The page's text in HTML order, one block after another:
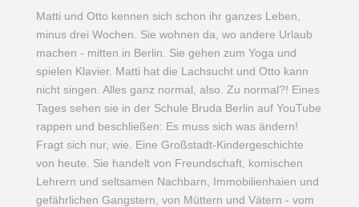
Matti und Otto kennen sich schon ihr ganzes Leben,
minus drei Wochen. Sie wohnen da, wo andere Urlaub
machen - mitten in Berlin. Sie gehen zum Yoga und
spielen Klavier. Matti hat die Lachsucht und Otto kann
nicht singen. Alles ganz normal, also. Zu normal?! Eines
Tages sehen sie in der Schule Bruda Berlin auf YouTube
rappen und beschließen: Es muss sich was ändern!
Fragt sich nur, wie. Eine Großstadt-Kindergeschichte
von heute. Sie handelt von Freundschaft, komischen
Lehrern und seltsamen Nachbarn, Immobilienhaien und
gefährlichen Gangstern, von Müttern und Vätern - vom